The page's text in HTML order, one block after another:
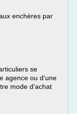
enchères par
se
agence ou d'une
mode d'achat